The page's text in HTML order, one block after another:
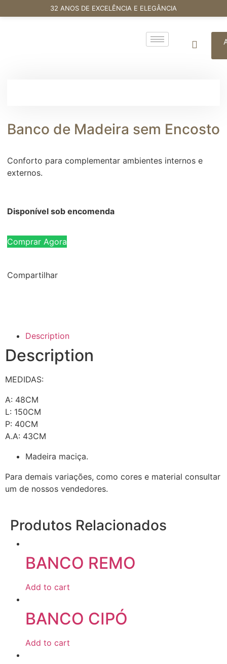
32 ANOS DE EXCELÊNCIA E ELEGÂNCIA
Banco de Madeira sem Encosto
Conforto para complementar ambientes internos e
externos.
Disponível sob encomenda
Comprar Agora
Compartilhar
Description
Description
MEDIDAS:
A: 48CM
L: 150CM
P: 40CM
A.A: 43CM
Madeira maciça.
Para demais variações, como cores e material consultar
um de nossos vendedores.
Produtos Relacionados
BANCO REMO
Add to cart
BANCO CIPÓ
Add to cart